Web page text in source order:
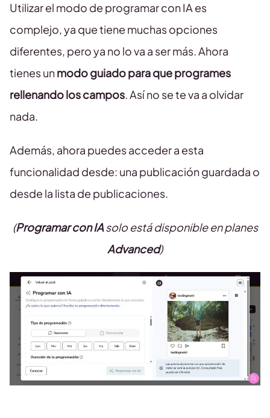
Utilizar el modo de programar con IA es
complejo, ya que tiene muchas opciones
diferentes, pero ya no lo va a ser más. Ahora
tienes unmodo guiado para que programes
rellenando los campos. Así no se te va a olvidar
nada.
Además, ahora puedes acceder a esta
funcionalidad desde: una publicación guardada o
desde la lista de publicaciones.
(Programar con IAsolo está disponible en planes
Advanced)